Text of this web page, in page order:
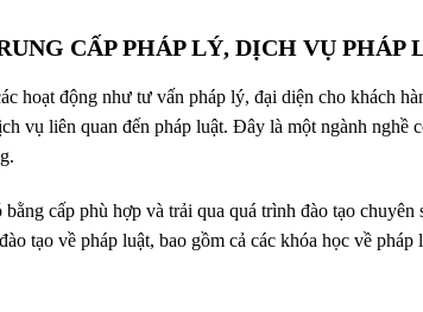
CẤP PHÁP LÝ, DỊCH VỤ PHÁP
hoạt động như tư vấn pháp lý, đại diện cho khách
vụ liên quan đến pháp luật. Đây là một ngành nghề
cấp phù hợp và trải qua quá trình đào tạo chuyên
tạo về pháp luật, bao gồm cả các khóa học về pháp